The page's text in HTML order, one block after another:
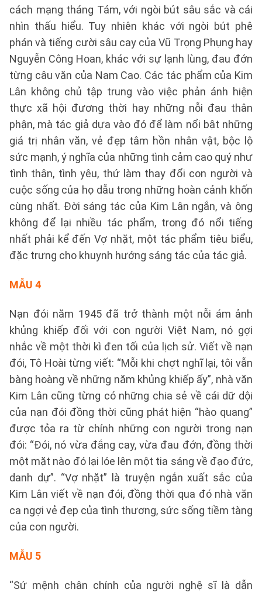
cách mạng tháng Tám, với ngòi bút sâu sắc và cái
nhìn thấu hiểu. Tuy nhiên khác với ngòi bút phê
phán và tiếng cười sâu cay của Vũ Trọng Phụng hay
Nguyễn Công Hoan, khác với sự lạnh lùng, đau đớn
từng câu văn của Nam Cao. Các tác phẩm của Kim
Lân không chủ tập trung vào việc phản ánh hiện
thực xã hội đương thời hay những nỗi đau thân
phận, mà tác giả dựa vào đó để làm nổi bật những
giá trị nhân văn, vẻ đẹp tâm hồn nhân vật, bộc lộ
sức mạnh, ý nghĩa của những tình cảm cao quý như
tình thân, tình yêu, thứ làm thay đổi con người và
cuộc sống của họ dẫu trong những hoàn cảnh khốn
cùng nhất. Đời sáng tác của Kim Lân ngắn, và ông
không để lại nhiều tác phẩm, trong đó nổi tiếng
nhất phải kể đến Vợ nhặt, một tác phẩm tiêu biểu,
đặc trưng cho khuynh hướng sáng tác của tác giả.
MẪU 4
Nạn đói năm 1945 đã trở thành một nỗi ám ảnh
khủng khiếp đối với con người Việt Nam, nó gợi
nhắc về một thời kì đen tối của lịch sử. Viết về nạn
đói, Tô Hoài từng viết: “Mỗi khi chợt nghĩ lại, tôi vẫn
bàng hoàng về những năm khủng khiếp ấy”, nhà văn
Kim Lân cũng từng có những chia sẻ về cái dữ dội
của nạn đói đồng thời cũng phát hiện “hào quang”
được tỏa ra từ chính những con người trong nạn
đói: “Đói, nó vừa đắng cay, vừa đau đớn, đồng thời
một mặt nào đó lại lóe lên một tia sáng về đạo đức,
danh dự”. “Vợ nhặt” là truyện ngắn xuất sắc của
Kim Lân viết về nạn đói, đồng thời qua đó nhà văn
ca ngợi vẻ đẹp của tình thương, sức sống tiềm tàng
của con người.
MẪU 5
“Sứ mệnh chân chính của người nghệ sĩ là dẫn